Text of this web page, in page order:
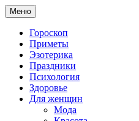
Меню
Гороскоп
Приметы
Эзотерика
Праздники
Психология
Здоровье
Для женщин
Мода